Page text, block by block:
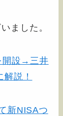
ました。
開設→三井
説！
新NISAつ